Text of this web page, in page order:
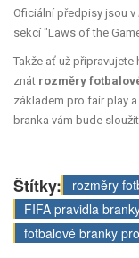
Oficiální předpisy jsou v
sekcí "Laws of the
Takže ať už připravujete
znát rozměry
základem pro fair play
branka vám bude
Štítky: rozměry
FIFA pravidla
fotbalové branky